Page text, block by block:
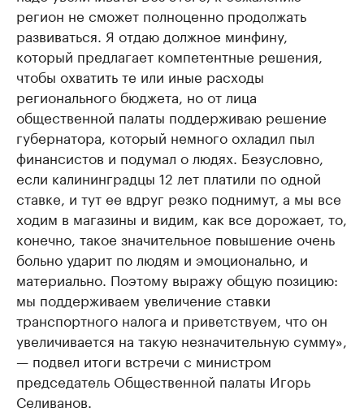
регион не сможет полноценно продолжать
развиваться. Я отдаю должное минфину,
который предлагает компетентные решения,
чтобы охватить те или иные расходы
регионального бюджета, но от лица
общественной палаты поддерживаю решение
губернатора, который немного охладил пыл
финансистов и подумал о людях. Безусловно,
если калининградцы 12 лет платили по одной
ставке, и тут ее вдруг резко поднимут, а мы все
ходим в магазины и видим, как все дорожает, то,
конечно, такое значительное повышение очень
больно ударит по людям и эмоционально, и
материально. Поэтому выражу общую позицию:
мы поддерживаем увеличение ставки
транспортного налога и приветствуем, что он
увеличивается на такую незначительную сумму»,
— подвел итоги встречи с министром
председатель Общественной палаты Игорь
Селиванов.